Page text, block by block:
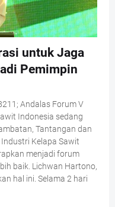
untuk Jaga
Pemimpin
Andalas Forum V
Indonesia sedang
Tantangan dan
Kelapa Sawit
menjadi forum
baik. Lichwan Hartono,
hal ini. Selama 2 hari